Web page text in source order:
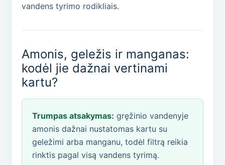
vandens tyrimo rodikliais.
Amonis, geležis ir manganas:
kodėl jie dažnai vertinami
kartu?
Trumpas atsakymas: gręžinio vandenyje
amonis dažnai nustatomas kartu su
geležimi arba manganu, todėl filtrą reikia
rinktis pagal visą vandens tyrimą.